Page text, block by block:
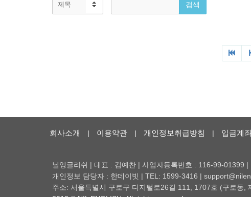
회사소개 | 이용약관 | 개인정보취급방침 | 입금계
닐잉글리쉬 | 대표 : 김예찬 | 사업자등록번호 : 116-99-01399
개인정보 담당자 : 한데이빗 | TEL: 1599-3416 |
주소: 서울특별시 구로구 디지털로26길 111, 1707호 (구로동,